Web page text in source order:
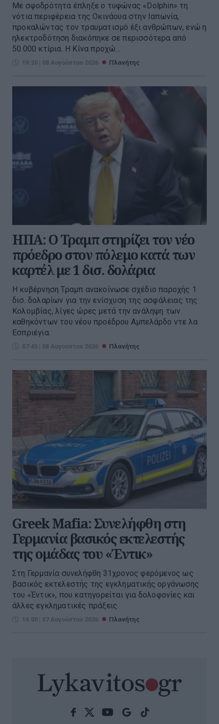
Με σφοδρότητα έπληξε ο τυφώνας «Dolphin» τη
νότια περιφέρεια της Οκινάουα στην Ιαπωνία,
προκαλώντας τον τραυματισμό έξι ανθρώπων, ενώ η
ηλεκτροδότηση διακόπηκε σε περισσότερα από
50.000 κτίρια. Η Κίνα προχώ...
19:20 | 08 Αυγούστου 2026 Πλανήτης
ΗΠΑ: Ο Τραμπ στηρίζει τον νέο
πρόεδρο στον πόλεμο κατά των
καρτέλ με 1 δισ. δολάρια
Η κυβέρνηση Τραμπ ανακοίνωσε σχέδιο παροχής 1
δισ. δολαρίων για την ενίσχυση της ασφάλειας της
Κολομβίας, λίγες ώρες μετά την ανάληψη των
καθηκόντων του νέου προέδρου Αμπελάρδο ντε λα
Εσπριέγια.
07:45 | 08 Αυγούστου 2026 Πλανήτης
Greek Mafia: Συνελήφθη στη
Γερμανία βασικός εκτελεστής
της ομάδας του «Έντικ»
Στη Γερμανία συνελήφθη 31χρονος φερόμενος ως
βασικός εκτελεστής της εγκληματικής οργάνωσης
του «Έντικ», που κατηγορείται για δολοφονίες και
άλλες εγκληματικές πράξεις.
14:00 | 07 Αυγούστου 2026 Πλανήτης